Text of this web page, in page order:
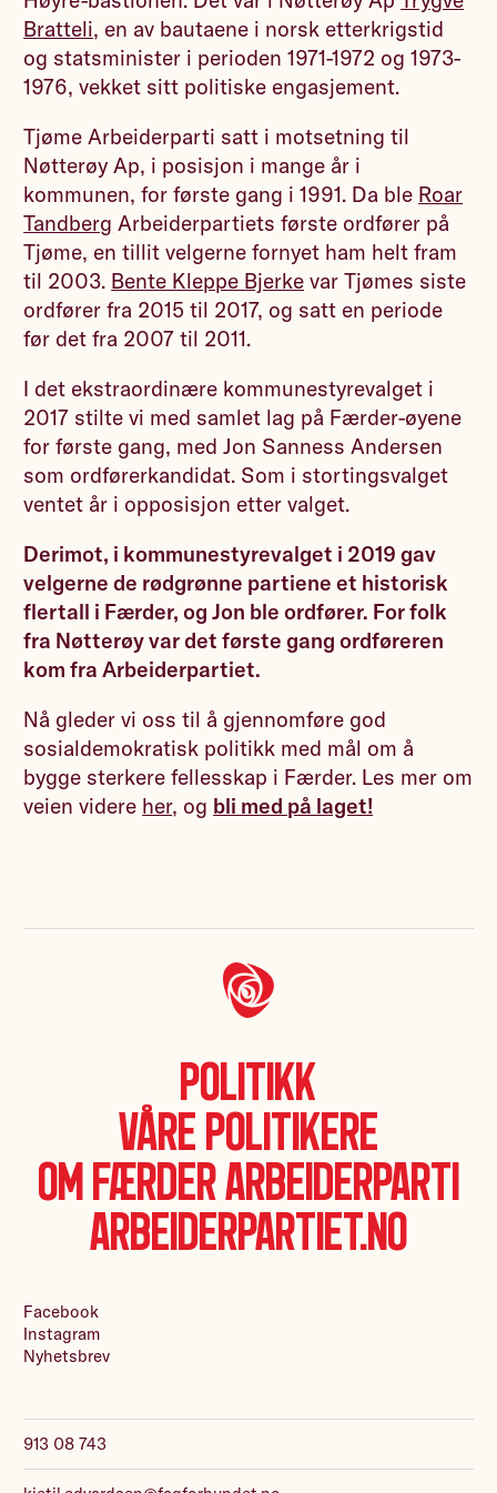
Bratteli, en av bautaene i norsk etterkrigstid
og statsminister i perioden 1971-1972 og 1973-
1976, vekket sitt politiske engasjement.
Tjøme Arbeiderparti satt i motsetning til
Nøtterøy Ap, i posisjon i mange år i
kommunen, for første gang i 1991. Da ble Roar
Tandberg Arbeiderpartiets første ordfører på
Tjøme, en tillit velgerne fornyet ham helt fram
til 2003. Bente Kleppe Bjerke var Tjømes siste
ordfører fra 2015 til 2017, og satt en periode
før det fra 2007 til 2011.
I det ekstraordinære kommunestyrevalget i
2017 stilte vi med samlet lag på Færder-øyene
for første gang, med Jon Sanness Andersen
som ordførerkandidat. Som i stortingsvalget
ventet år i opposisjon etter valget.
Derimot, i kommunestyrevalget i 2019 gav
velgerne de rødgrønne partiene et historisk
flertall i Færder, og Jon ble ordfører. For folk
fra Nøtterøy var det første gang ordføreren
kom fra Arbeiderpartiet.
Nå gleder vi oss til å gjennomføre god
sosialdemokratisk politikk med mål om å
bygge sterkere fellesskap i Færder. Les mer om
veien videre her, og bli med på laget!
Politikk
Våre politikere
Om Færder Arbeiderparti
Arbeiderpartiet.no
913 08 743
Facebook
Instagram
Nyhetsbrev